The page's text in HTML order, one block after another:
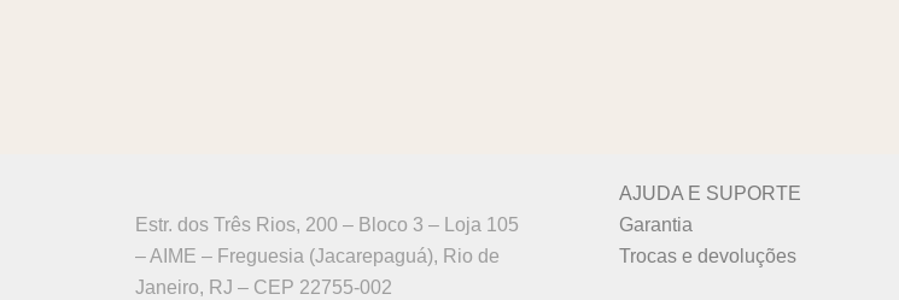
Estr. dos Três Rios, 200 – Bloco 3 – Loja 105
– AIME – Freguesia (Jacarepaguá), Rio de
Janeiro, RJ – CEP 22755-002
AJUDA E SUPORTE
Garantia
Trocas e devoluções